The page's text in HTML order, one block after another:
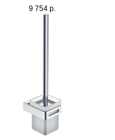
9 754 р.